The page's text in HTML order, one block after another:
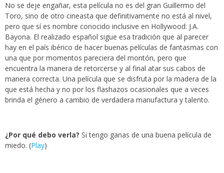
No se deje engañar, esta película no es del gran Guillermo del
Toro, sino de otro cineasta que definitivamente no está al nivel,
pero que sí es nombre conocido inclusive en Hollywood: J.A.
Bayona. El realizado español sigue esa tradición que al parecer
hay en el país ibérico de hacer buenas películas de fantasmas con
una que por momentos pareciera del montón, pero que
encuentra la manera de retorcerse y al final atar sus cabos de
manera correcta. Una película que se disfruta por la madera de la
que está hecha y no por los flashazos ocasionales que a veces
brinda el género a cambio de verdadera manufactura y talento.
¿Por qué debo verla? Si tengo ganas de una buena película de
miedo. (Play)